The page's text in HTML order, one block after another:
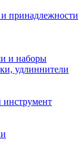
принадлежности
и наборы
удлиннители